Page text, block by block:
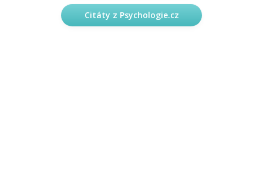
Citáty z Psychologie.cz